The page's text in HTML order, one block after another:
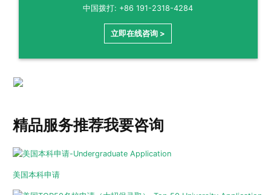
中国拨打: +86 191-2318-4284
立即在线咨询 >
精品服务推荐我要咨询
美国本科申请